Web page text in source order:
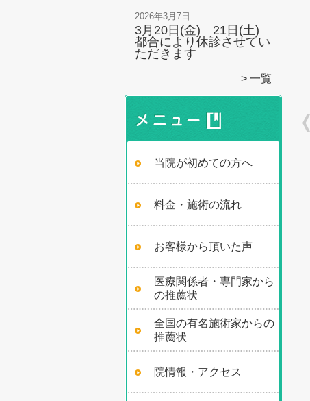
2026年3月7日
3月20日(金) 21日(土)
都合により休診させてい
ただきます
一覧
当院が初めての方へ
料金・施術の流れ
お客様から頂いた声
医療関係者・専門家から
の推薦状
全国の有名施術家からの
推薦状
院情報・アクセス